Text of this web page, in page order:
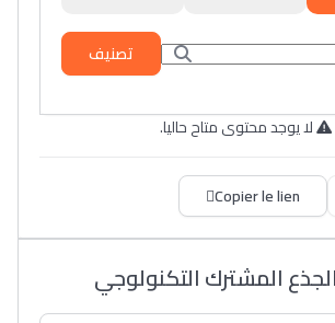
تصنيف
لا يوجد محتوى متاح حاليا.
Copier le lien
المشترك التكنولوجي